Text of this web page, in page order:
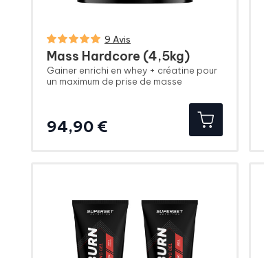
9 Avis
Mass Hardcore (4,5kg)
Gainer enrichi en whey + créatine pour
un maximum de prise de masse
94,90 €Prix